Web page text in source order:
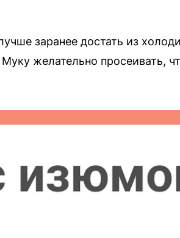
заранее достать из
желательно просеивать,